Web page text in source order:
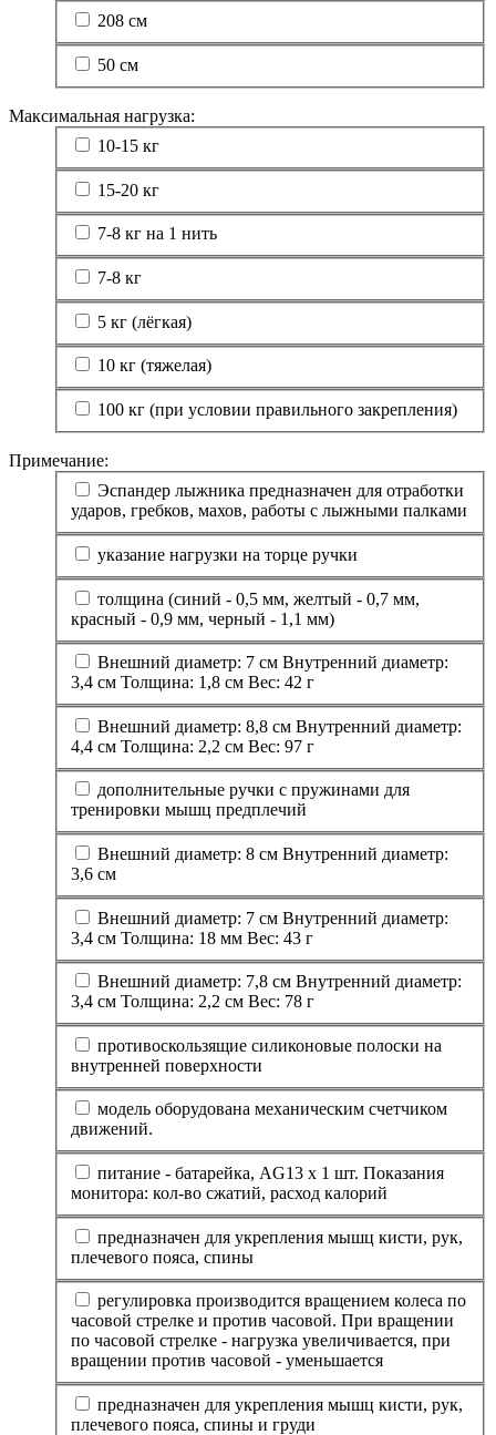
208 см
50 см
Максимальная нагрузка:
10-15 кг
15-20 кг
7-8 кг на 1 нить
7-8 кг
5 кг (лёгкая)
10 кг (тяжелая)
100 кг (при условии правильного закрепления)
Примечание:
Эспандер лыжника предназначен для отработки
ударов, гребков, махов, работы с лыжными палками
указание нагрузки на торце ручки
толщина (синий - 0,5 мм, желтый - 0,7 мм,
красный - 0,9 мм, черный - 1,1 мм)
Внешний диаметр: 7 см Внутренний диаметр:
3,4 см Толщина: 1,8 см Вес: 42 г
Внешний диаметр: 8,8 см Внутренний диаметр:
4,4 см Толщина: 2,2 см Вес: 97 г
дополнительные ручки с пружинами для
тренировки мышц предплечий
Внешний диаметр: 8 см Внутренний диаметр:
3,6 см
Внешний диаметр: 7 см Внутренний диаметр:
3,4 см Толщина: 18 мм Вес: 43 г
Внешний диаметр: 7,8 см Внутренний диаметр:
3,4 см Толщина: 2,2 см Вес: 78 г
противоскользящие силиконовые полоски на
внутренней поверхности
модель оборудована механическим счетчиком
движений.
питание - батарейка, AG13 х 1 шт. Показания
монитора: кол-во сжатий, расход калорий
предназначен для укрепления мышц кисти, рук,
плечевого пояса, спины
регулировка производится вращением колеса по
часовой стрелке и против часовой. При вращении
по часовой стрелке - нагрузка увеличивается, при
вращении против часовой - уменьшается
предназначен для укрепления мышц кисти, рук,
плечевого пояса, спины и груди